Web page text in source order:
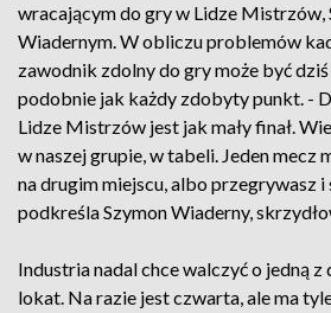
wracającym do gry w Lidze Mistrzów,
Wiadernym. W obliczu problemów
zawodnik zdolny do gry może być dziś
podobnie jak każdy zdobyty punkt. -
Lidze Mistrzów jest jak mały finał.
w naszej grupie, w tabeli. Jeden mecz
na drugim miejscu, albo przegrywasz i
podkreśla Szymon Wiaderny,
Industria nadal chce walczyć o jedną
lokat. Na razie jest czwarta, ale ma